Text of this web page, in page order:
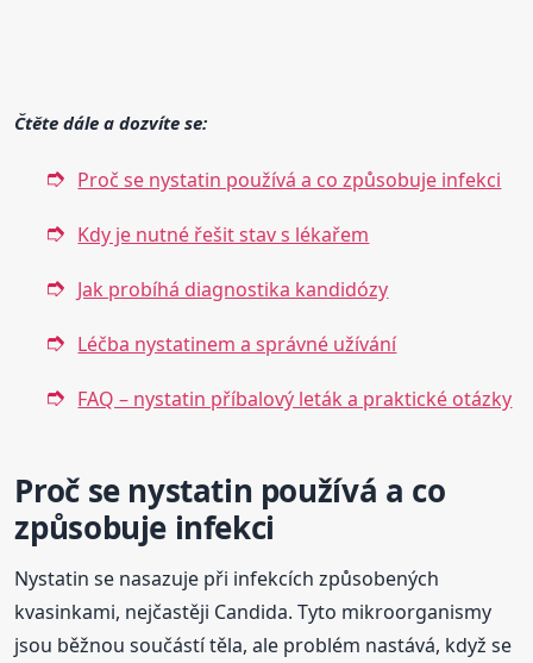
Čtěte dále a dozvíte se:
Proč se nystatin používá a co způsobuje infekci
Kdy je nutné řešit stav s lékařem
Jak probíhá diagnostika kandidózy
Léčba nystatinem a správné užívání
FAQ – nystatin příbalový leták a praktické otázky
Proč se nystatin používá a co
způsobuje infekci
Nystatin se nasazuje při infekcích způsobených
kvasinkami, nejčastěji Candida. Tyto mikroorganismy
jsou běžnou součástí těla, ale problém nastává, když se